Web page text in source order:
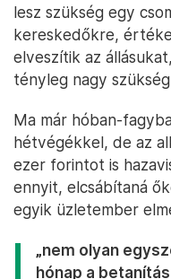
lesz szükség egy
kereskedőkre,
elveszítik az
tényleg nagy
Ma már hóban-
hétvégékkel, de az
ezer forintot is
ennyit, elcsábítaná
egyik üzletember
„nem olyan
hónap a